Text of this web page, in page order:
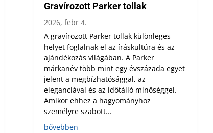
Gravírozott Parker tollak
2026, febr 4.
A gravírozott Parker tollak különleges
helyet foglalnak el az íráskultúra és az
ajándékozás világában. A Parker
márkanév több mint egy évszázada egyet
jelent a megbízhatósággal, az
eleganciával és az időtálló minőséggel.
Amikor ehhez a hagyományhoz
személyre szabott...
bővebben